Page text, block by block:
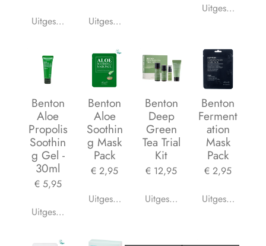
Uitgeschakeld Uitgeschakeld
Uitgeschakeld
Benton
Aloe
Propolis
Soothin
g Gel -
30ml
€ 5,95
Uitgeschakeld
Benton
Aloe
Soothin
g Mask
Pack
€ 2,95
Uitgeschakeld
Benton
Deep
Green
Tea Trial
Kit
€ 12,95
Uitgeschakeld
Benton
Ferment
ation
Mask
Pack
€ 2,95
Uitgeschakeld